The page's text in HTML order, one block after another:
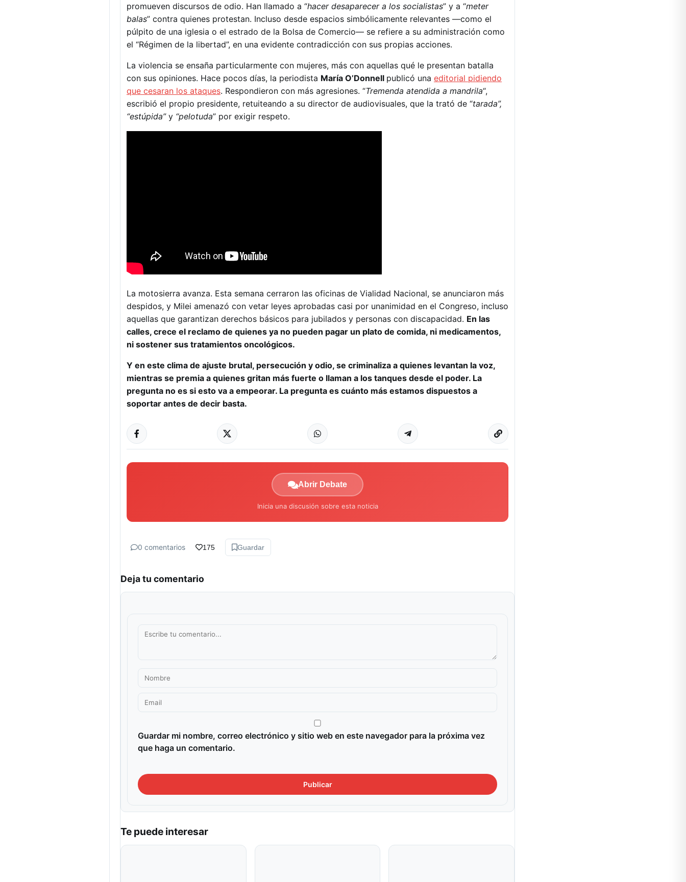
promueven discursos de odio. Han llamado a “hacer desaparecer a los socialistas” y a “meter
balas” contra quienes protestan. Incluso desde espacios simbólicamente relevantes —como el
púlpito de una iglesia o el estrado de la Bolsa de Comercio— se refiere a su administración como
el “Régimen de la libertad”, en una evidente contradicción con sus propias acciones.
La violencia se ensaña particularmente con mujeres, más con aquellas qué le presentan batalla
con sus opiniones. Hace pocos días, la periodista María O’Donnell publicó una editorial pidiendo
que cesaran los ataques. Respondieron con más agresiones. “Tremenda atendida a mandrila“,
escribió el propio presidente, retuiteando a su director de audiovisuales, que la trató de “tarada”,
“estúpida” y “pelotuda” por exigir respeto.
La motosierra avanza. Esta semana cerraron las oficinas de Vialidad Nacional, se anunciaron más
despidos, y Milei amenazó con vetar leyes aprobadas casi por unanimidad en el Congreso, incluso
aquellas que garantizan derechos básicos para jubilados y personas con discapacidad. En las
calles, crece el reclamo de quienes ya no pueden pagar un plato de comida, ni medicamentos,
ni sostener sus tratamientos oncológicos.
Y en este clima de ajuste brutal, persecución y odio, se criminaliza a quienes levantan la voz,
mientras se premia a quienes gritan más fuerte o llaman a los tanques desde el poder. La
pregunta no es si esto va a empeorar. La pregunta es cuánto más estamos dispuestos a
soportar antes de decir basta.
Abrir Debate
Inicia una discusión sobre esta noticia
0 comentarios 175 Guardar
Deja tu comentario
Guardar mi nombre, correo electrónico y sitio web en este navegador para la próxima vez
que haga un comentario.
Te puede interesar